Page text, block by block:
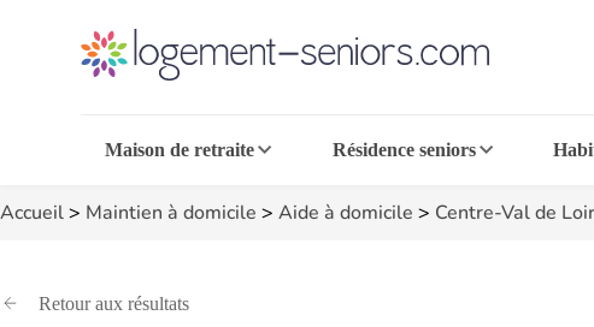
Maison de retraite Résidence seniors
Accueil> Maintien à domicile > Aide à domicile > Centre-Val de
Retour aux résultats